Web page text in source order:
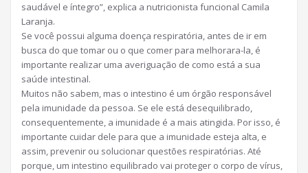
saudável e íntegro”, explica a nutricionista funcional Camila
Laranja.
Se você possui alguma doença respiratória, antes de ir em
busca do que tomar ou o que comer para melhorara-la, é
importante realizar uma averiguação de como está a sua
saúde intestinal.
Muitos não sabem, mas o intestino é um órgão responsável
pela imunidade da pessoa. Se ele está desequilibrado,
consequentemente, a imunidade é a mais atingida. Por isso, é
importante cuidar dele para que a imunidade esteja alta, e
assim, prevenir ou solucionar questões respiratórias. Até
porque, um intestino equilibrado vai proteger o corpo de vírus,